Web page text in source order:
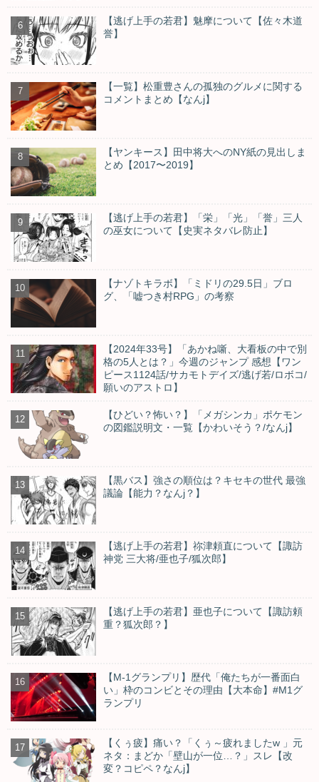
【逃げ上手の若君】魅摩について【佐々木道
誉】
【一覧】松重豊さんの孤独のグルメに関する
コメントまとめ【なんj】
【ヤンキース】田中将大へのNY紙の見出しま
とめ【2017〜2019】
【逃げ上手の若君】「栄」「光」「誉」三人
の巫女について【史実ネタバレ防止】
【ナゾトキラボ】「ミドリの29.5日」ブロ
グ、「嘘つき村RPG」の考察
【2024年33号】「あかね噺、大看板の中で別
格の5人とは？」今週のジャンプ 感想【ワン
ピース1124話/サカモトデイズ/逃げ若/ロボコ/
願いのアストロ】
【ひどい？怖い？】「メガシンカ」ポケモン
の図鑑説明文・一覧【かわいそう？/なんj】
【黒バス】強さの順位は？キセキの世代 最強
議論【能力？なんj？】
【逃げ上手の若君】祢津頼直について【諏訪
神党 三大将/亜也子/狐次郎】
【逃げ上手の若君】亜也子について【諏訪頼
重？狐次郎？】
【M-1グランプリ】歴代「俺たちが一番面白
い」枠のコンビとその理由【大本命】#M1グ
ランプリ
【くぅ疲】痛い？「くぅ～疲れましたw 」元
ネタ：まどか「壁山が一位…？」スレ【改
変？コピペ？なんj】